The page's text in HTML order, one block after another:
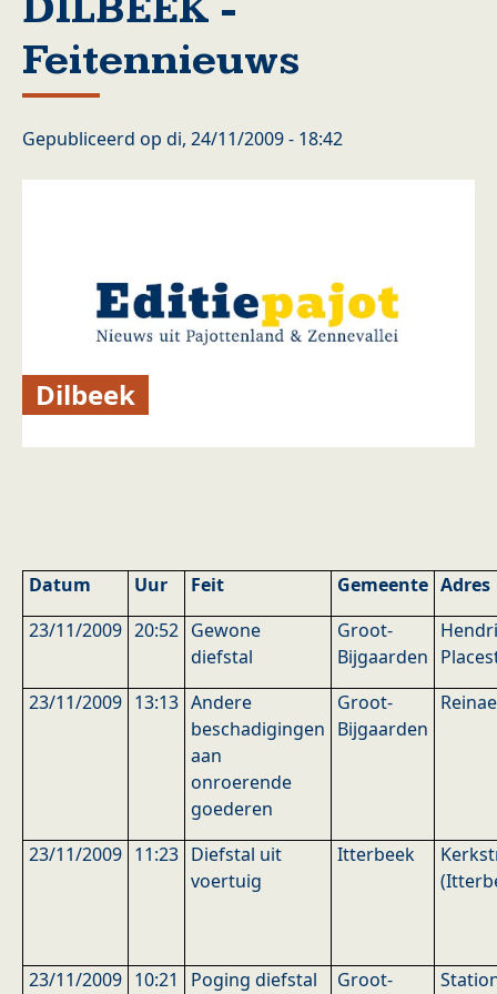
Feitennieuws
Gepubliceerd op di, 24/11/2009 - 18:42
Dilbeek
Datum Uur Feit Gemeente Adres
23/11/2009 20:52 Gewone
diefstal
Groot-
Bijgaarden
23/11/2009 13:13 Andere
beschadigingen
aan
onroerende
goederen
Groot-
Bijgaarden
23/11/2009 11:23 Diefstal uit
voertuig
Itterbeek
23/11/2009 10:21
Poging diefstal
Groot-